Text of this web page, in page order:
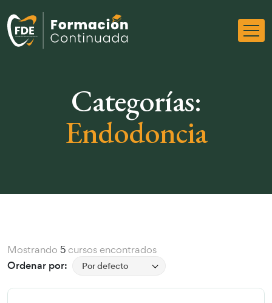
Categorías:
Endodoncia
Mostrando 5 cursos encontrados
Ordenar por: Por defecto